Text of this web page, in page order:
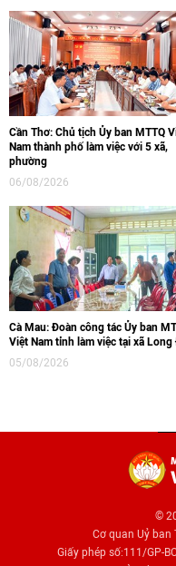
Cần Thơ: Chủ tịch Ủy ban MTTQ
Nam thành phố làm việc với 5 xã,
phường
06/08/2026
Cà Mau: Đoàn công tác Ủy ban
Việt Nam tỉnh làm việc tại xã Long
05/08/2026
©
Cơ quan Uỷ ban
Giấy phép số:111/GP-